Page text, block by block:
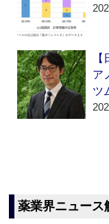
ア
ツ
薬業界ニュース